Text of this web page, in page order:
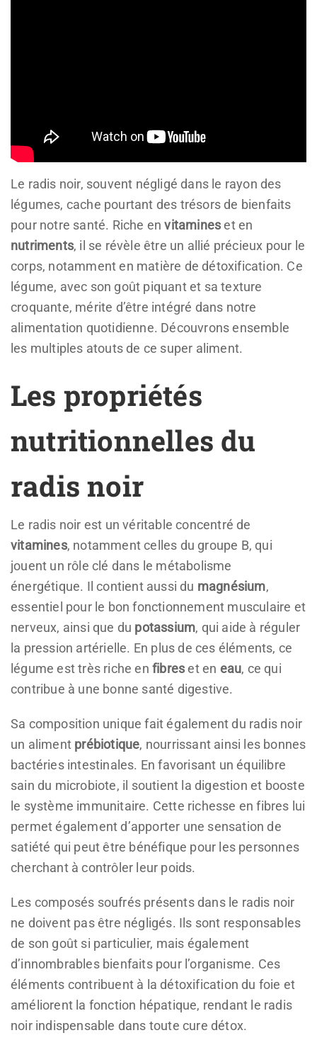
Le radis noir, souvent négligé dans le rayon des
légumes, cache pourtant des trésors de bienfaits
pour notre santé. Riche envitamineset en
nutriments, il se révèle être un allié précieux pour le
corps, notamment en matière de détoxification. Ce
légume, avec son goût piquant et sa texture
croquante, mérite d’être intégré dans notre
alimentation quotidienne. Découvrons ensemble
les multiples atouts de ce super aliment.
Les propriétés
nutritionnelles du
radis noir
Le radis noir est un véritable concentré de
vitamines, notamment celles du groupe B, qui
jouent un rôle clé dans le métabolisme
énergétique. Il contient aussi du magnésium,
essentiel pour le bon fonctionnement musculaire et
nerveux, ainsi que du potassium, qui aide à réguler
la pression artérielle. En plus de ces éléments, ce
légume est très riche en fibreset en eau, ce qui
contribue à une bonne santé digestive.
Sa composition unique fait également du radis noir
un aliment prébiotique, nourrissant ainsi les bonnes
bactéries intestinales. En favorisant un équilibre
sain du microbiote, il soutient la digestion et booste
le système immunitaire. Cette richesse en fibres lui
permet également d’apporter une sensation de
satiété qui peut être bénéfique pour les personnes
cherchant à contrôler leur poids.
Les composés soufrés présents dans le radis noir
ne doivent pas être négligés. Ils sont responsables
de son goût si particulier, mais également
d’innombrables bienfaits pour l’organisme. Ces
éléments contribuent à la détoxification du foie et
améliorent la fonction hépatique, rendant le radis
noir indispensable dans toute cure détox.